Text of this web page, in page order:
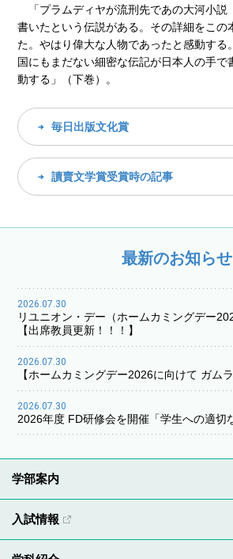
「プラムディヤが流刑先であの大河小説
書いたという伝説がある。その詳細をこの
た。やはり偉大な人物であったと感動する
国にもまだない細密な伝記が日本人の手で
動する」（下巻）。
毎日出版文化賞
讀賣文学賞受賞時の記事
最新のお知らせ
2026.07.30
リユニオン・デー（ホームカミングデー
【出席教員更新！！！】
2026.07.30
【ホームカミングデー2026に向けて ガムラ
2026.07.30
2026年度 FD研修会を開催「学生への適切
学部案内
入試情報